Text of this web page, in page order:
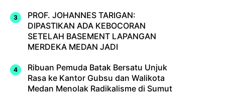
PROF. JOHANNES TARIGAN:
DIPASTIKAN ADA KEBOCORAN
SETELAH BASEMENT LAPANGAN
MERDEKA MEDAN JADI
Ribuan Pemuda Batak Bersatu Unjuk
Rasa ke Kantor Gubsu dan Walikota
Medan Menolak Radikalisme di Sumut